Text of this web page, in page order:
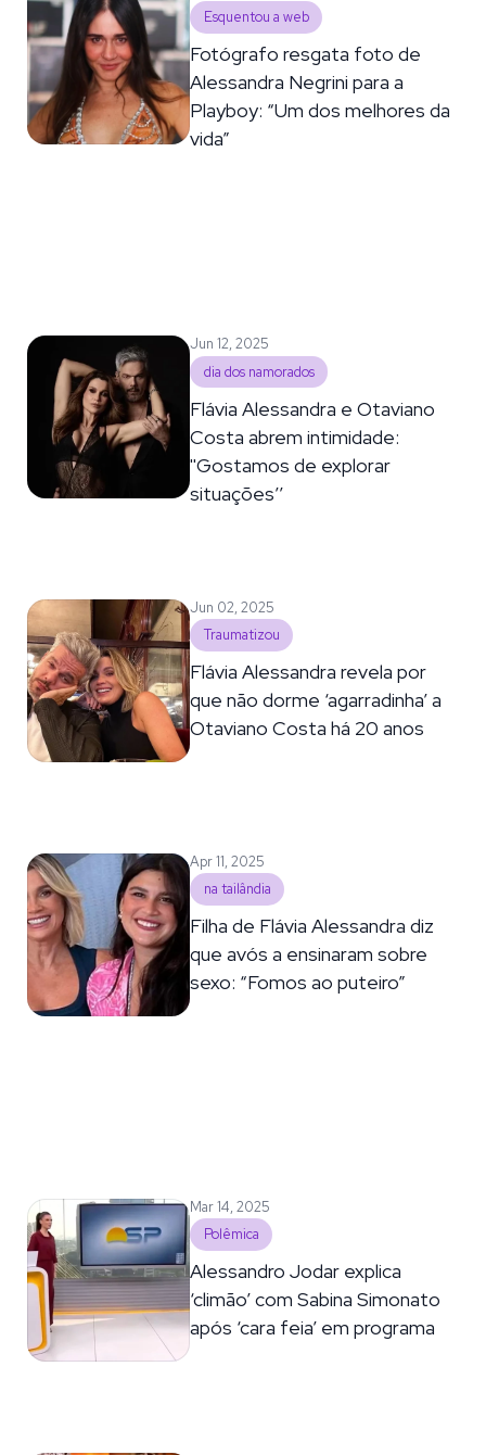
Esquentou a web
Fotógrafo resgata foto de
Alessandra Negrini para a
Playboy: “Um dos melhores da
vida”
Jun 12, 2025
dia dos namorados
Flávia Alessandra e Otaviano
Costa abrem intimidade:
''Gostamos de explorar
situações’’
Jun 02, 2025
Traumatizou
Flávia Alessandra revela por
que não dorme ‘agarradinha’ a
Otaviano Costa há 20 anos
Apr 11, 2025
na tailândia
Filha de Flávia Alessandra diz
que avós a ensinaram sobre
sexo: “Fomos ao puteiro”
Mar 14, 2025
Polêmica
Alessandro Jodar explica
‘climão’ com Sabina Simonato
após ‘cara feia’ em programa